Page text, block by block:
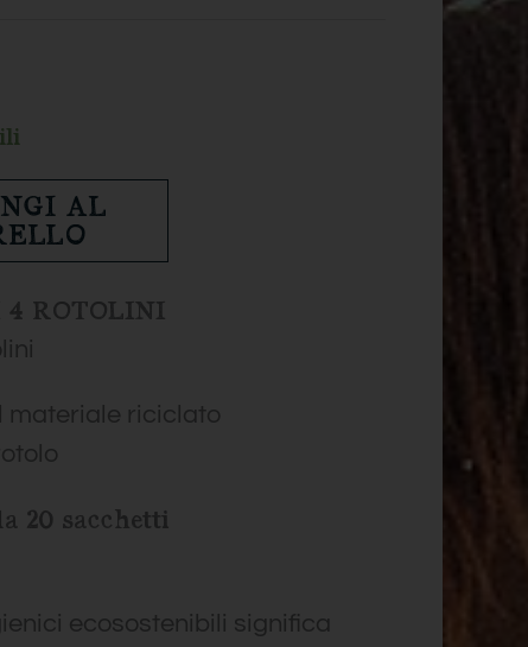
AL
4 ROTOLINI
materiale riciclato
20 sacchetti
ecosostenibili significa